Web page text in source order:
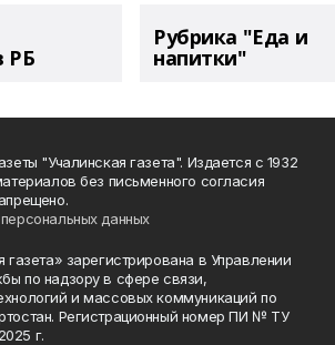
РБ
Рубрика "Еда и
напитки"
"Учалинская газета". Издается с 1932
без письменного согласия
данных
газета» зарегистрирована в Управлении
по надзору в сфере связи,
и массовых коммуникаций по
Регистрационный номер ПИ № ТУ
г.